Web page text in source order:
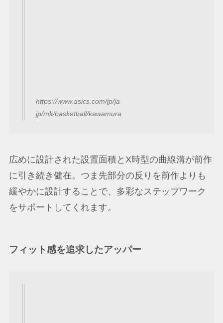
https://www.asics.com/jp/ja-
jp/mk/basketball/kawamura
広めに設計された設置面積とX時型の曲線溝が前作
に引き続き健在。つま先部分の反りを前作よりも
緩やかに設計することで、多彩なステップワーク
をサポートしてくれます。
フィット感を追求したアッパー